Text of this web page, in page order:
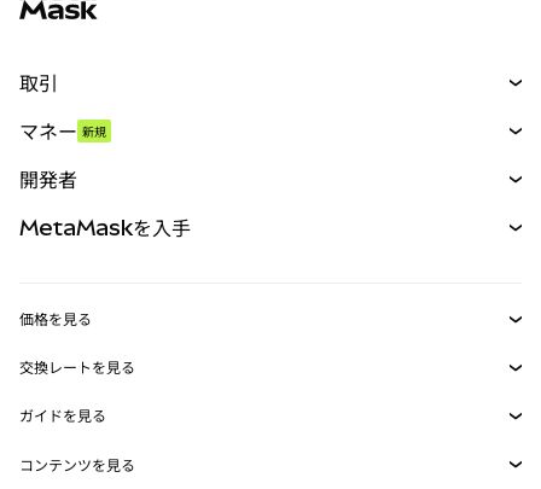
取引
パーペチュアル
RWA
マネー 新規
開発者
MetaMask Connect
Snaps
Web3サービス
MetaMaskを入手
セキュリティ
サポート
価格を見る
イーサリアムの価格
Solanaの価格
交換レートを見る
ETH→USD
USDT→INR
ガイドを見る
ETHの購入
コンテンツを見る